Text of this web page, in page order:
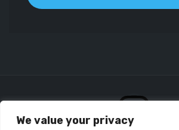
We value your privacy